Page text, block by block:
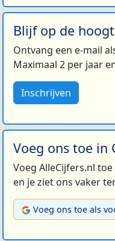
Blijf op de
Ontvang een e-mail
Maximaal 2 per jaar
Inschrijven
Voeg ons toe in
Voeg AlleCijfers.nl
en je ziet ons vaker
Voeg ons toe als